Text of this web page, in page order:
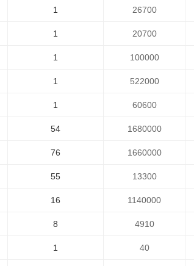
1 26700
1 20700
1 100000
1 522000
1 60600
54 1680000
76 1660000
55 13300
16 1140000
8 4910
1 40